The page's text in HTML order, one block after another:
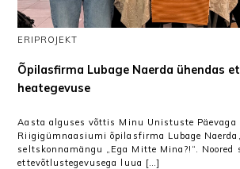
ERIPROJEKT
Õpilasfirma Lubage Naerda ühendas
heategevuse
Aasta alguses võttis Minu Unistuste Päevaga
Riigigümnaasiumi õpilasfirma Lubage
seltskonnamängu „Ega Mitte Mina?!“. Noored
ettevõtlustegevusega luua […]